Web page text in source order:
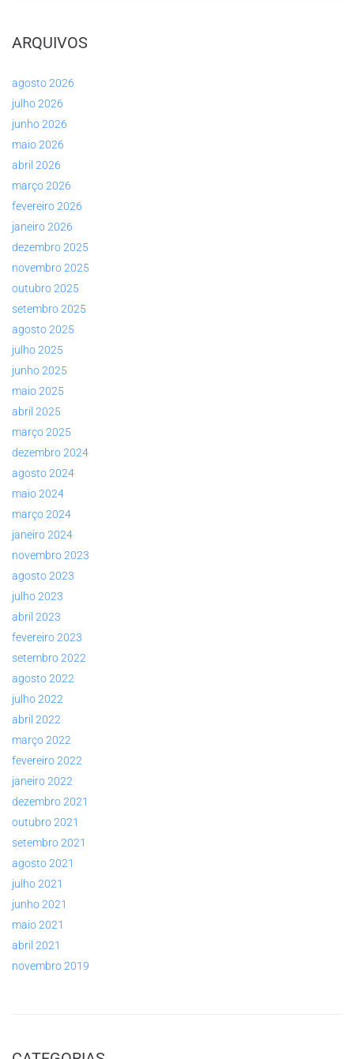
ARQUIVOS
agosto 2026
julho 2026
junho 2026
maio 2026
abril 2026
março 2026
fevereiro 2026
janeiro 2026
dezembro 2025
novembro 2025
outubro 2025
setembro 2025
agosto 2025
julho 2025
junho 2025
maio 2025
abril 2025
março 2025
dezembro 2024
agosto 2024
maio 2024
março 2024
janeiro 2024
novembro 2023
agosto 2023
julho 2023
abril 2023
fevereiro 2023
setembro 2022
agosto 2022
julho 2022
abril 2022
março 2022
fevereiro 2022
janeiro 2022
dezembro 2021
outubro 2021
setembro 2021
agosto 2021
julho 2021
junho 2021
maio 2021
abril 2021
novembro 2019